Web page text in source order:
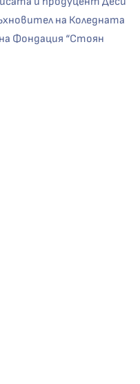
на Коледната
Фондация “Стоян